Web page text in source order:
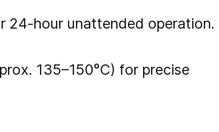
24-hour unattended operation.
135–150°C) for precise